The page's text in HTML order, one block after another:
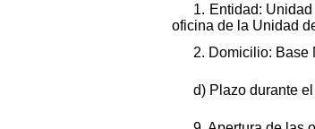
1. Entidad:
oficina de la Unidad
2. Domicilio: Base
d) Plazo durante